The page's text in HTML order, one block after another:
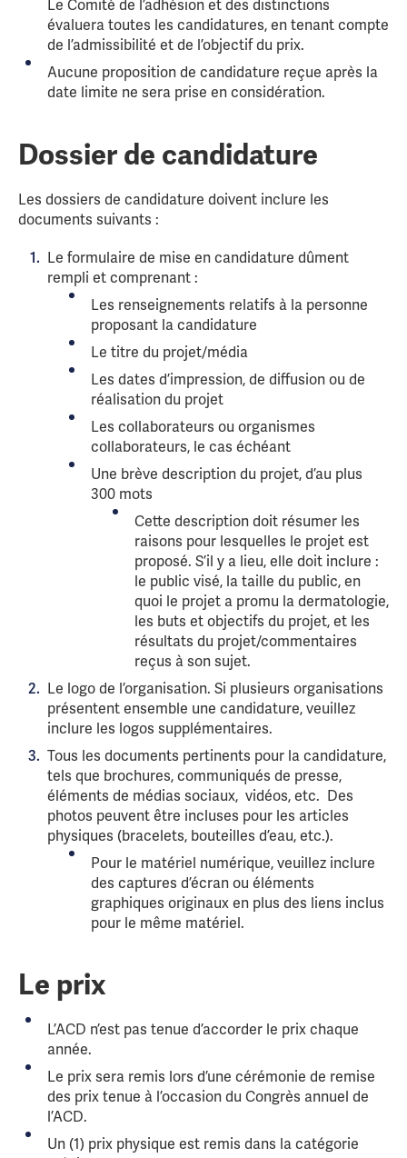
Le Comité de l’adhésion et des distinctions
évaluera toutes les candidatures, en tenant compte
de l’admissibilité et de l’objectif du prix.
Aucune proposition de candidature reçue après la
date limite ne sera prise en considération.
Dossier de candidature
Les dossiers de candidature doivent inclure les
documents suivants :
Le formulaire de mise en candidature dûment
rempli et comprenant :
Les renseignements relatifs à la personne
proposant la candidature
Le titre du projet/média
Les dates d’impression, de diffusion ou de
réalisation du projet
Les collaborateurs ou organismes
collaborateurs, le cas échéant
Une brève description du projet, d’au plus
300 mots
Cette description doit résumer les
raisons pour lesquelles le projet est
proposé. S’il y a lieu, elle doit inclure :
le public visé, la taille du public, en
quoi le projet a promu la dermatologie,
les buts et objectifs du projet, et les
résultats du projet/commentaires
reçus à son sujet.
Le logo de l’organisation. Si plusieurs organisations
présentent ensemble une candidature, veuillez
inclure les logos supplémentaires.
Tous les documents pertinents pour la candidature,
tels que brochures, communiqués de presse,
éléments de médias sociaux, vidéos, etc. Des
photos peuvent être incluses pour les articles
physiques (bracelets, bouteilles d’eau, etc.).
Pour le matériel numérique, veuillez inclure
des captures d’écran ou éléments
graphiques originaux en plus des liens inclus
pour le même matériel.
Le prix
L’ACD n’est pas tenue d’accorder le prix chaque
année.
Le prix sera remis lors d’une cérémonie de remise
des prix tenue à l’occasion du Congrès annuel de
l’ACD.
Un (1) prix physique est remis dans la catégorie